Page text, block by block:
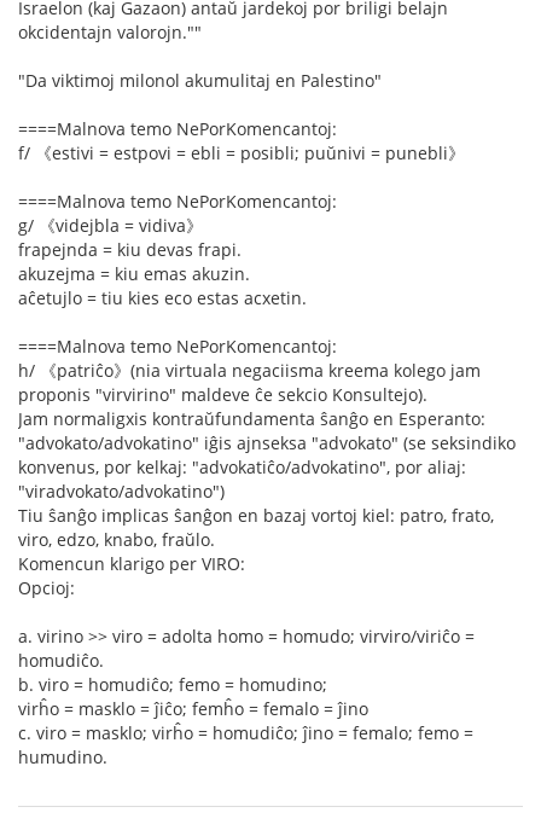
Israelon (kaj Gazaon) antaŭ jardekoj por briligi belajn
okcidentajn valorojn.""
"Da viktimoj milonol akumulitaj en Palestino"
====Malnova temo NePorKomencantoj:
f/ 《estivi = estpovi = ebli = posibli; puŭnivi = punebli》
====Malnova temo NePorKomencantoj:
g/ 《videjbla = vidiva》
frapejnda = kiu devas frapi.
akuzejma = kiu emas akuzin.
aĉetujlo = tiu kies eco estas acxetin.
====Malnova temo NePorKomencantoj:
h/ 《patriĉo》(nia virtuala negaciisma kreema kolego jam
proponis "virvirino" maldeve ĉe sekcio Konsultejo).
Jam normaligxis kontraŭfundamenta ŝanĝo en Esperanto:
"advokato/advokatino" iĝis ajnseksa "advokato" (se seksindiko
konvenus, por kelkaj: "advokatiĉo/advokatino", por aliaj:
"viradvokato/advokatino")
Tiu ŝanĝo implicas ŝanĝon en bazaj vortoj kiel: patro, frato,
viro, edzo, knabo, fraŭlo.
Komencun klarigo per VIRO:
Opcioj:
a. virino >> viro = adolta homo = homudo; virviro/viriĉo =
homudiĉo.
b. viro = homudiĉo; femo = homudino;
virĥo = masklo = ĵiĉo; femĥo = femalo = ĵino
c. viro = masklo; virĥo = homudiĉo; ĵino = femalo; femo =
humudino.